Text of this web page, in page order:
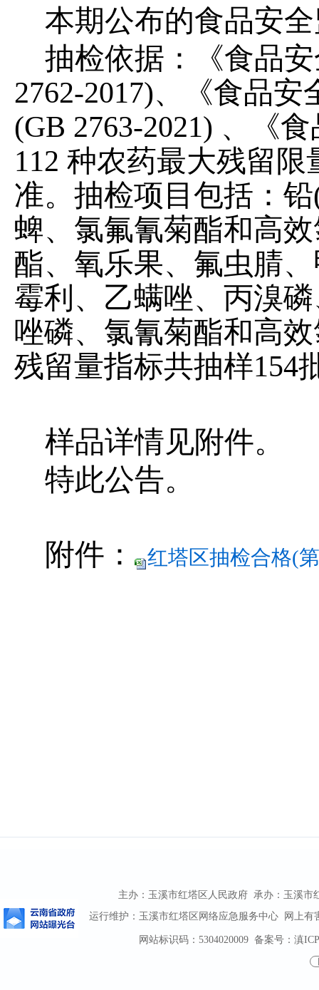
本期公布的食品安
抽检依据：《食品
2762-2017)、《食品
(GB 2763-2021) 、《
112 种农药最大残留限
准。抽检项目包括： 铅
蜱、氯氟氰菊酯和高
酯、氧乐果、氟虫腈
霉利、乙螨唑、丙溴
唑磷、氯氰菊酯和高
残留量指标共抽样154
样品详情见附件。
特此公告。
附件： 红塔区抽检合格(
主办：玉溪市红塔区人民政府 承办：玉溪市
运行维护：玉溪市红塔区网络应急服务中心 网上有
网站标识码：5304020009备案号：滇